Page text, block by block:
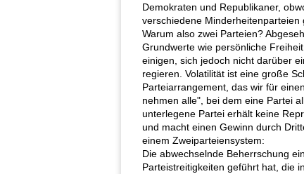
Demokraten und Republikaner,
verschiedene
Warum also zwei Parteien?
Grundwerte wie persönliche
einigen, sich jedoch nicht darüber
regieren. Volatilität ist eine große
Parteiarrangement, das wir für
nehmen alle", bei dem eine Partei
unterlegene Partei erhält keine
und macht einen Gewinn durch
einem Zweiparteiensystem:
Die abwechselnde Beherrschung
Parteistreitigkeiten geführt hat, die